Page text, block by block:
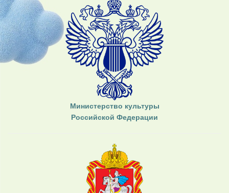
Министерство культуры
Российской Федерации